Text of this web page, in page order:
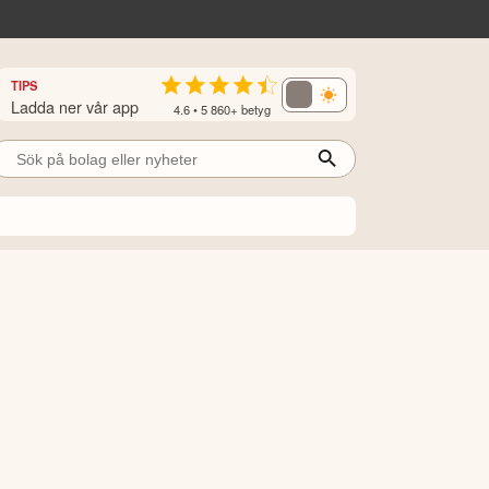
TIPS
Ladda ner vår app 4.6 • 5 860+ betyg